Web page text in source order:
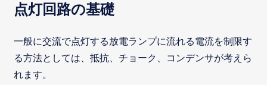
点灯回路の基礎
一般に交流で点灯する放電ランプに流れる電流を制限す
る方法としては、抵抗、チョーク、コンデンサが考えら
れます。